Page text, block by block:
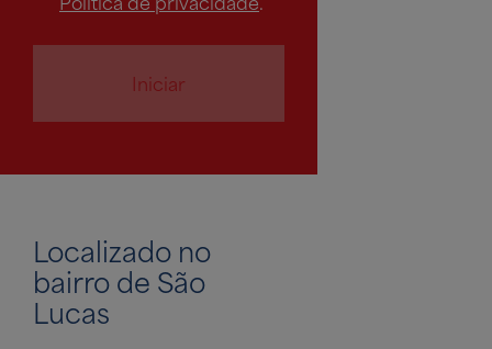
Iniciar
Localizado no
bairro de São
Lucas